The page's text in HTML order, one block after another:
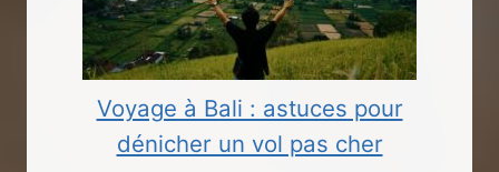
Voyage à Bali : astuces pour
dénicher un vol pas cher